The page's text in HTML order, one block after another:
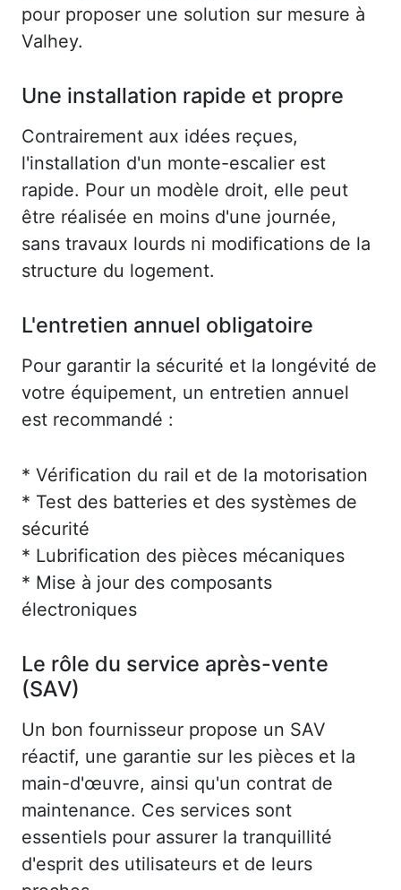
pour proposer une solution sur mesure à
Valhey.
Une installation rapide et propre
Contrairement aux idées reçues,
l'installation d'un monte-escalier est
rapide. Pour un modèle droit, elle peut
être réalisée en moins d'une journée,
sans travaux lourds ni modifications de la
structure du logement.
L'entretien annuel obligatoire
Pour garantir la sécurité et la longévité de
votre équipement, un entretien annuel
est recommandé :
* Vérification du rail et de la motorisation
* Test des batteries et des systèmes de
sécurité
* Lubrification des pièces mécaniques
* Mise à jour des composants
électroniques
Le rôle du service après-vente
(SAV)
Un bon fournisseur propose un SAV
réactif, une garantie sur les pièces et la
main-d'œuvre, ainsi qu'un contrat de
maintenance. Ces services sont
essentiels pour assurer la tranquillité
d'esprit des utilisateurs et de leurs